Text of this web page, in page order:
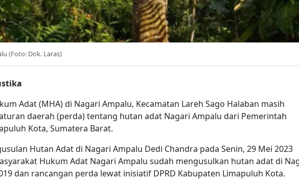
(Foto: Dok. Laras)
Adat (MHA) di Nagari Ampalu, Kecamatan Lareh Sago Halaban masih
daerah (perda) tentang hutan adat Nagari Ampalu dari Pemerintah
Kota, Sumatera Barat.
Hutan Adat di Nagari Ampalu Dedi Chandra pada Senin, 29 Mei 2023
Hukum Adat Nagari Ampalu sudah mengusulkan hutan adat di
dan rancangan perda lewat inisiatif DPRD Kabupaten Limapuluh Kota.